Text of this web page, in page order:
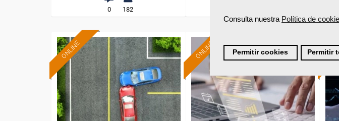
Consulta nuestra Política de
Permitir cookies Permitir
0 182
ONLINE
Formación 100%
subvencionada.
Para desempleados,
trabajadores y autónomos.
ONLINE
subvencionada.
Para desempleados,
trabajadores y autónomos.